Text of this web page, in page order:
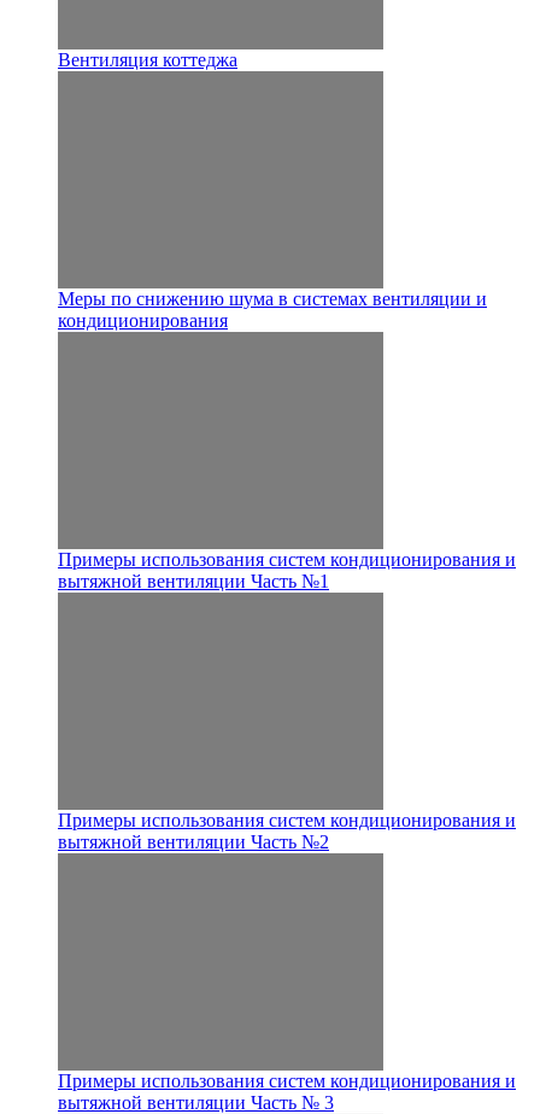
Вентиляция коттеджа
Меры по снижению шума в системах вентиляции и
кондиционирования
Примеры использования систем кондиционирования и
вытяжной вентиляции Часть №1
Примеры использования систем кондиционирования и
вытяжной вентиляции Часть №2
Примеры использования систем кондиционирования и
вытяжной вентиляции Часть № 3